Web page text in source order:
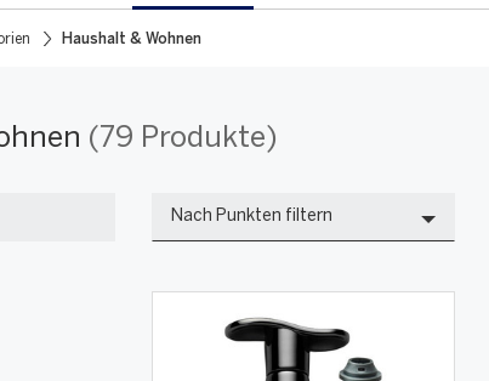
Haushalt & Wohnen
(79 Produkte)
Nach Punkten filtern